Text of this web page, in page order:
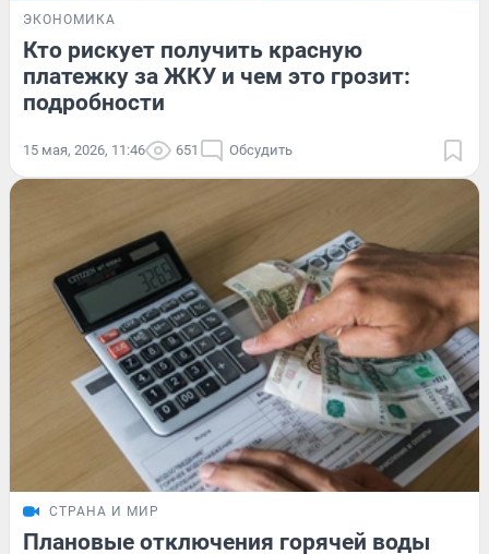
ЭКОНОМИКА
Кто рискует получить красную
платежку за ЖКУ и чем это грозит:
подробности
15 мая, 2026, 11:46 651 Обсудить
СТРАНА И МИР
Плановые отключения горячей воды